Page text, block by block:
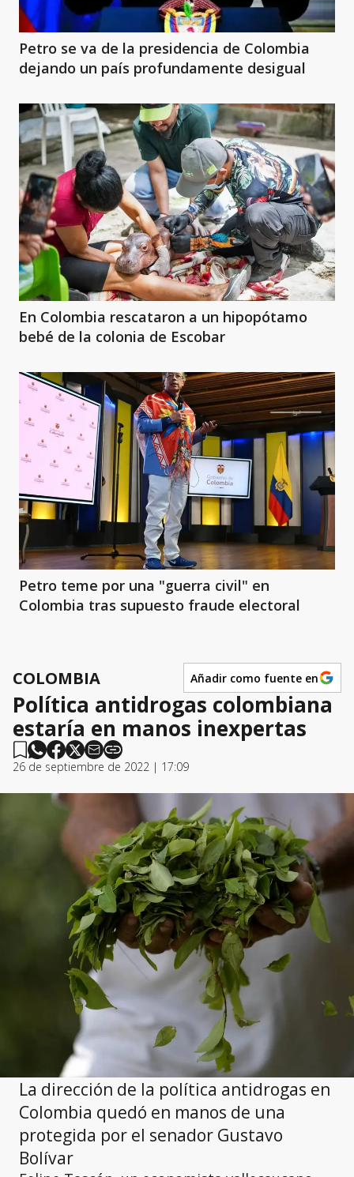
Petro se va de la presidencia de Colombia
dejando un país profundamente desigual
En Colombia rescataron a un hipopótamo
bebé de la colonia de Escobar
Petro teme por una "guerra civil" en
Colombia tras supuesto fraude electoral
COLOMBIA Añadir como fuente en
Política antidrogas colombiana
estaría en manos inexpertas
26 de septiembre de 2022 | 17:09
La dirección de la política antidrogas en
Colombia quedó en manos de una
protegida por el senador Gustavo
Bolívar